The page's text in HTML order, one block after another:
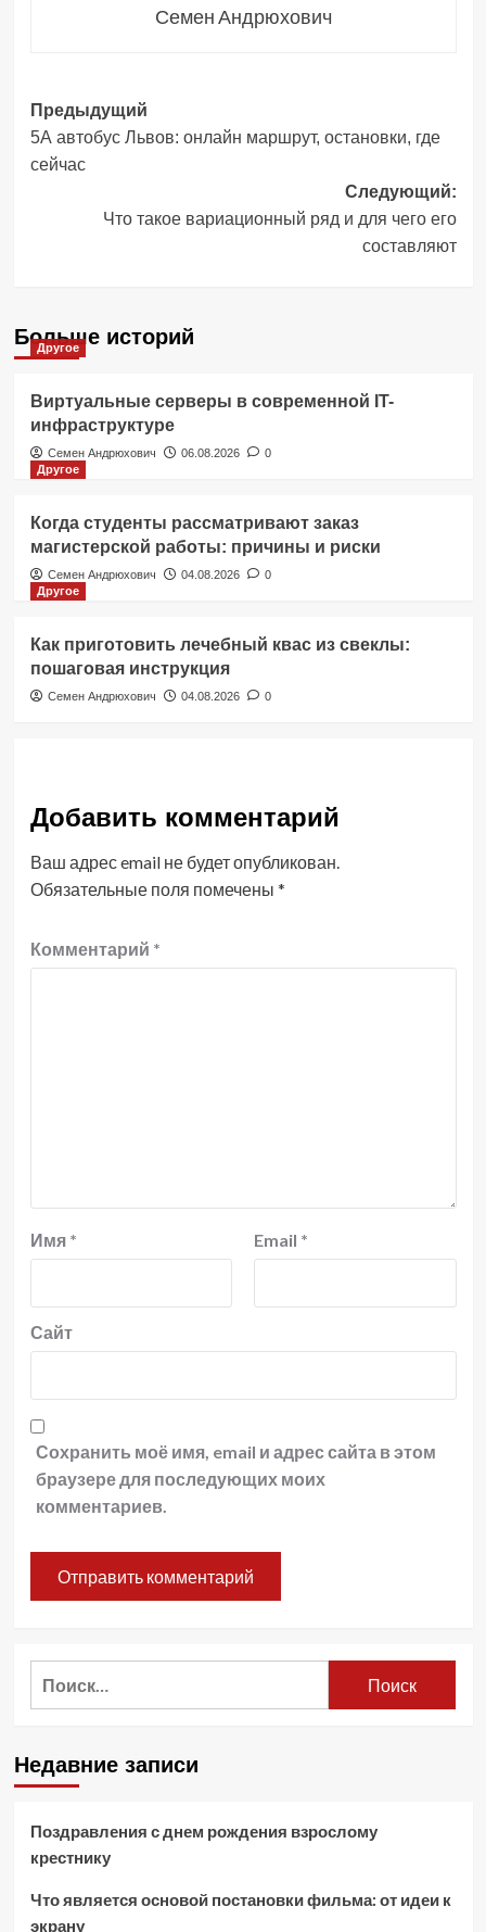
Семен Андрюхович
Навигация
записи
Предыдущий
5А автобус Львов: онлайн маршрут, остановки, где
сейчас
Следующий:
Что такое вариационный ряд и для чего его
составляют
Больше историй
Другое
Виртуальные серверы в современной IT-
инфраструктуре
Семен Андрюхович 06.08.2026
0
Другое
Когда студенты рассматривают заказ
магистерской работы: причины и риски
Семен Андрюхович 04.08.2026
0
Другое
Как приготовить лечебный квас из свеклы:
пошаговая инструкция
Семен Андрюхович 04.08.2026 0
Добавить комментарий
Ваш адрес email не будет опубликован.
Обязательные поля помечены *
Комментарий *
Имя * Email *
Сайт
Сохранить моё имя, email и адрес сайта в этом
браузере для последующих моих
комментариев.
Недавние записи
Поздравления с днем рождения взрослому
крестнику
Что является основой постановки фильма: от идеи к
экрану